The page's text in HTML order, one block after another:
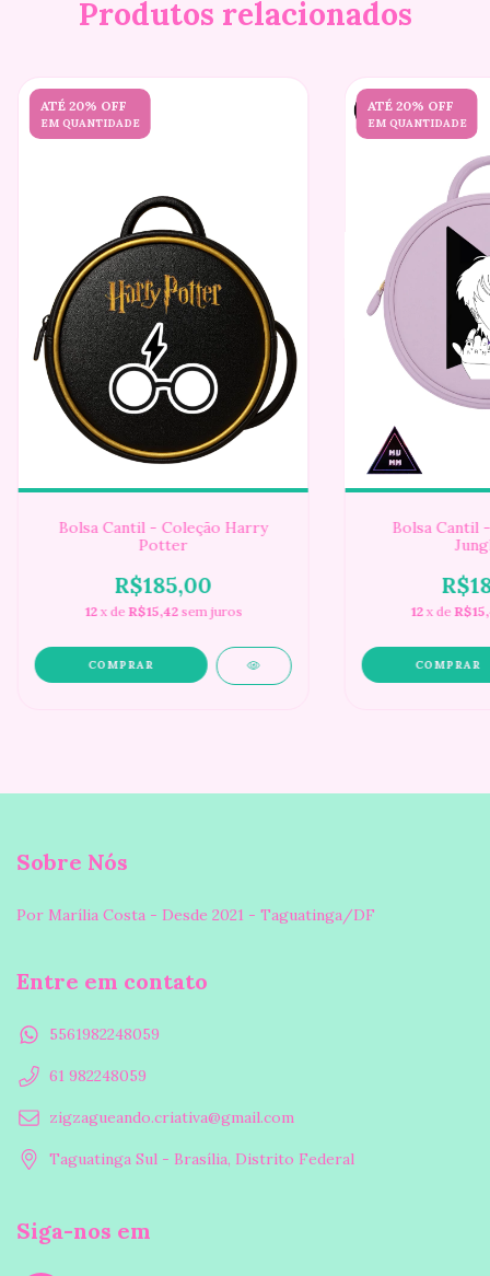
Produtos relacionados
ATÉ 20% OFF
EM QUANTIDADE
Bolsa Cantil - Coleção Harry
Potter
R$185,00
12 x deR$15,42 sem juros
ATÉ 20% OFF
EM QUANTIDADE
Bolsa Cantil
12 x de
Sobre Nós
Por Marília Costa - Desde 2021 - Taguatinga/DF
Entre em contato
5561982248059
61 982248059
zigzagueando.criativa@gmail.com
Taguatinga Sul - Brasília, Distrito Federal
Siga-nos em